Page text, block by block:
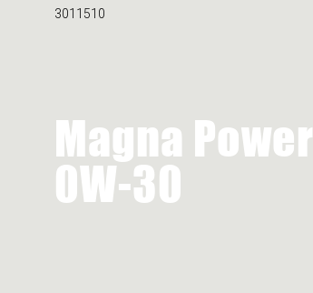
3011510
Magna
0W-30